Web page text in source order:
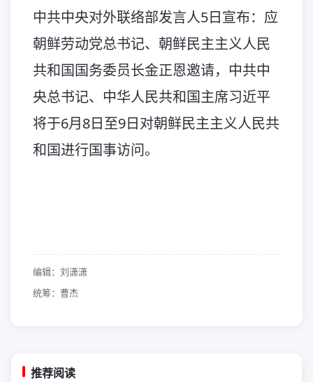
中共中央对外联络部发言人5日宣布：应
朝鲜劳动党总书记、朝鲜民主主义人民
共和国国务委员长金正恩邀请，中共中
央总书记、中华人民共和国主席习近平
将于6月8日至9日对朝鲜民主主义人民共
和国进行国事访问。
编辑：刘潇潇
统筹：曹杰
推荐阅读